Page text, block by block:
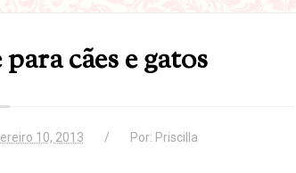
cães e gatos
10, 2013 Por: Priscilla